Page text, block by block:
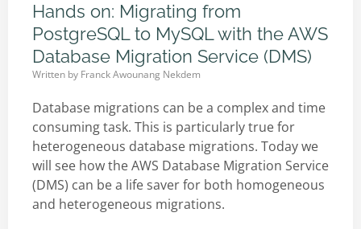
Hands on: Migrating from
PostgreSQL to MySQL with the AWS
Database Migration Service (DMS)
Written by Franck Awounang Nekdem
Database migrations can be a complex and time
consuming task. This is particularly true for
heterogeneous database migrations. Today we
will see how the AWS Database Migration Service
(DMS) can be a life saver for both homogeneous
and heterogeneous migrations.